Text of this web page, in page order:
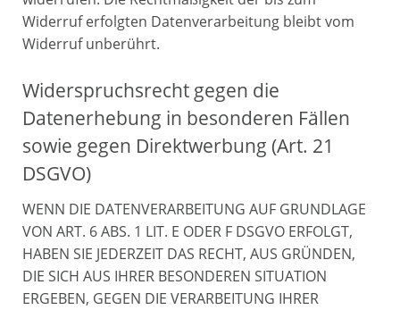
Widerruf erfolgten Datenverarbeitung bleibt vom
Widerruf unberührt.
Widerspruchsrecht gegen die
Datenerhebung in besonderen Fällen
sowie gegen Direktwerbung (Art. 21
DSGVO)
WENN DIE DATENVERARBEITUNG AUF GRUNDLAGE
VON ART. 6 ABS. 1 LIT. E ODER F DSGVO ERFOLGT,
HABEN SIE JEDERZEIT DAS RECHT, AUS GRÜNDEN,
DIE SICH AUS IHRER BESONDEREN SITUATION
ERGEBEN, GEGEN DIE VERARBEITUNG IHRER